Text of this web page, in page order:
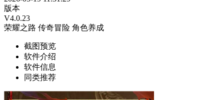
版本
V4.0.23
荣耀之路 传奇冒险 角色养成
截图预览
软件介绍
软件信息
同类推荐